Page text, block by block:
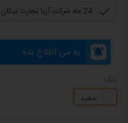
به من اطلاع بده
سفید